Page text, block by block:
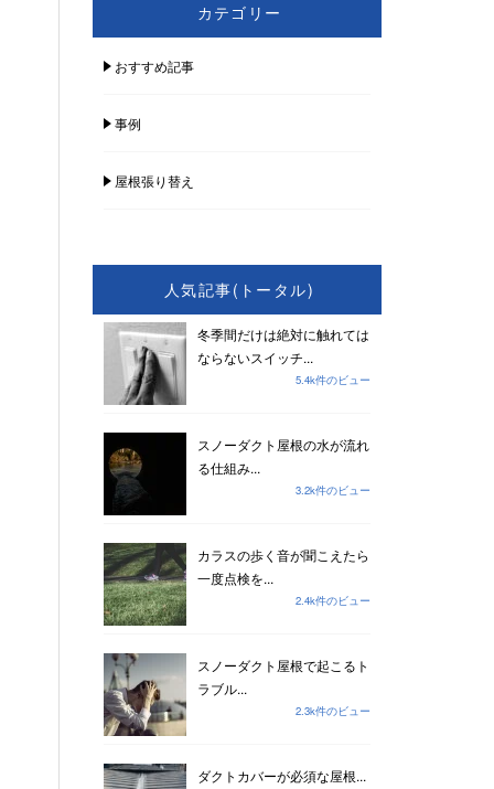
カテゴリー
おすすめ記事
事例
屋根張り替え
人気記事(トータル)
冬季間だけは絶対に触れては
ならないスイッチ...
5.4k件のビュー
スノーダクト屋根の水が流れ
る仕組み...
3.2k件のビュー
カラスの歩く音が聞こえたら
一度点検を...
2.4k件のビュー
スノーダクト屋根で起こるト
ラブル...
2.3k件のビュー
ダクトカバーが必須な屋根...